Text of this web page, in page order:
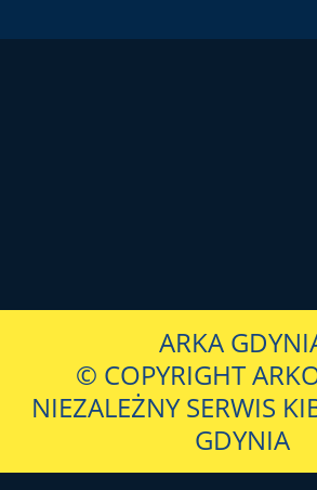
ARKA
© COPYRIGHT
NIEZALEŻNY SERWIS
GDYNIA